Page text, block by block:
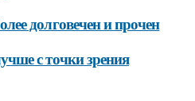
долговечен и прочен
с точки зрения